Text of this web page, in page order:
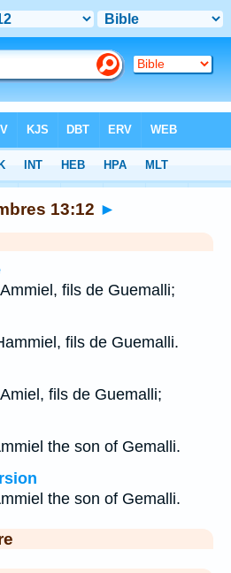
13:12 ►
fils de Guemalli;
fils de Guemalli.
fils de Guemalli;
the son of Gemalli.
the son of Gemalli.